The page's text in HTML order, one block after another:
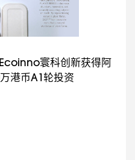
寰科创新获得阿
港币A1轮投资